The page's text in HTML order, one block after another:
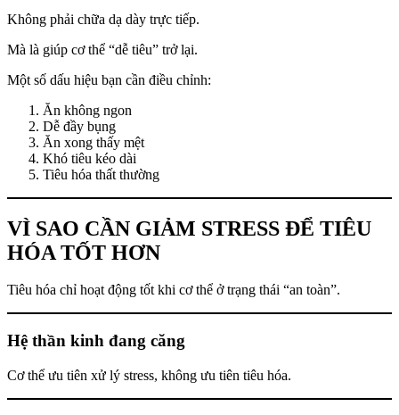
Không phải chữa dạ dày trực tiếp.
Mà là giúp cơ thể “dễ tiêu” trở lại.
Một số dấu hiệu bạn cần điều chỉnh:
Ăn không ngon
Dễ đầy bụng
Ăn xong thấy mệt
Khó tiêu kéo dài
Tiêu hóa thất thường
VÌ SAO CẦN GIẢM STRESS ĐỂ TIÊU
HÓA TỐT HƠN
Tiêu hóa chỉ hoạt động tốt khi cơ thể ở trạng thái “an toàn”.
Hệ thần kinh đang căng
Cơ thể ưu tiên xử lý stress, không ưu tiên tiêu hóa.